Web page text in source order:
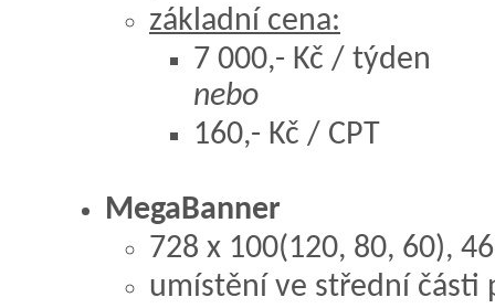
základní cena:
7 000,- Kč / týden
nebo
160,- Kč / CPT
MegaBanner
728 x 100(120, 80, 60),
umístění ve střední části